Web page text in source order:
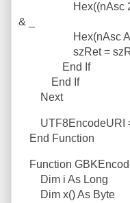
Hex((nAsc 2 ^ 6)
& _
Hex(nAsc And
szRet = szRet
End If
End If
Next
UTF8EncodeURI
End Function
Function
Dim i As Long
Dim x() As Byte